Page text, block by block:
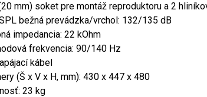
mm) soket pre montáž reproduktoru a 2
bežná prevádzka/vrchol: 132/135 dB
impedancia: 22 kOhm
frekvencia: 90/140 Hz
kábel
(Š x V x H, mm): 430 x 447 x 480
23 kg